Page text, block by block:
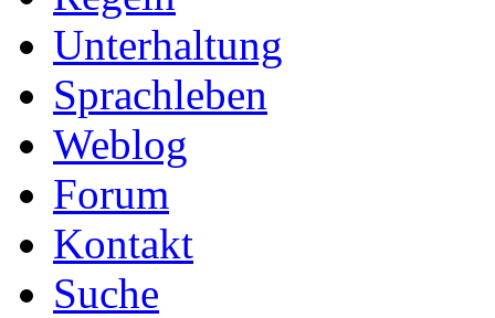
Unterhaltung
Sprachleben
Weblog
Forum
Kontakt
Suche